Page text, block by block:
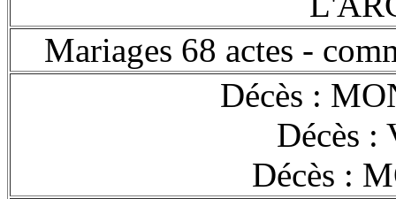
Mariages 68 actes -
Décès :
Décès :
Décès :